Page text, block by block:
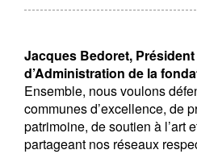
Jacques Bedoret,
d’Administration de la
Ensemble, nous voulons
communes d’excellence, de
patrimoine, de soutien à l’art
partageant nos réseaux